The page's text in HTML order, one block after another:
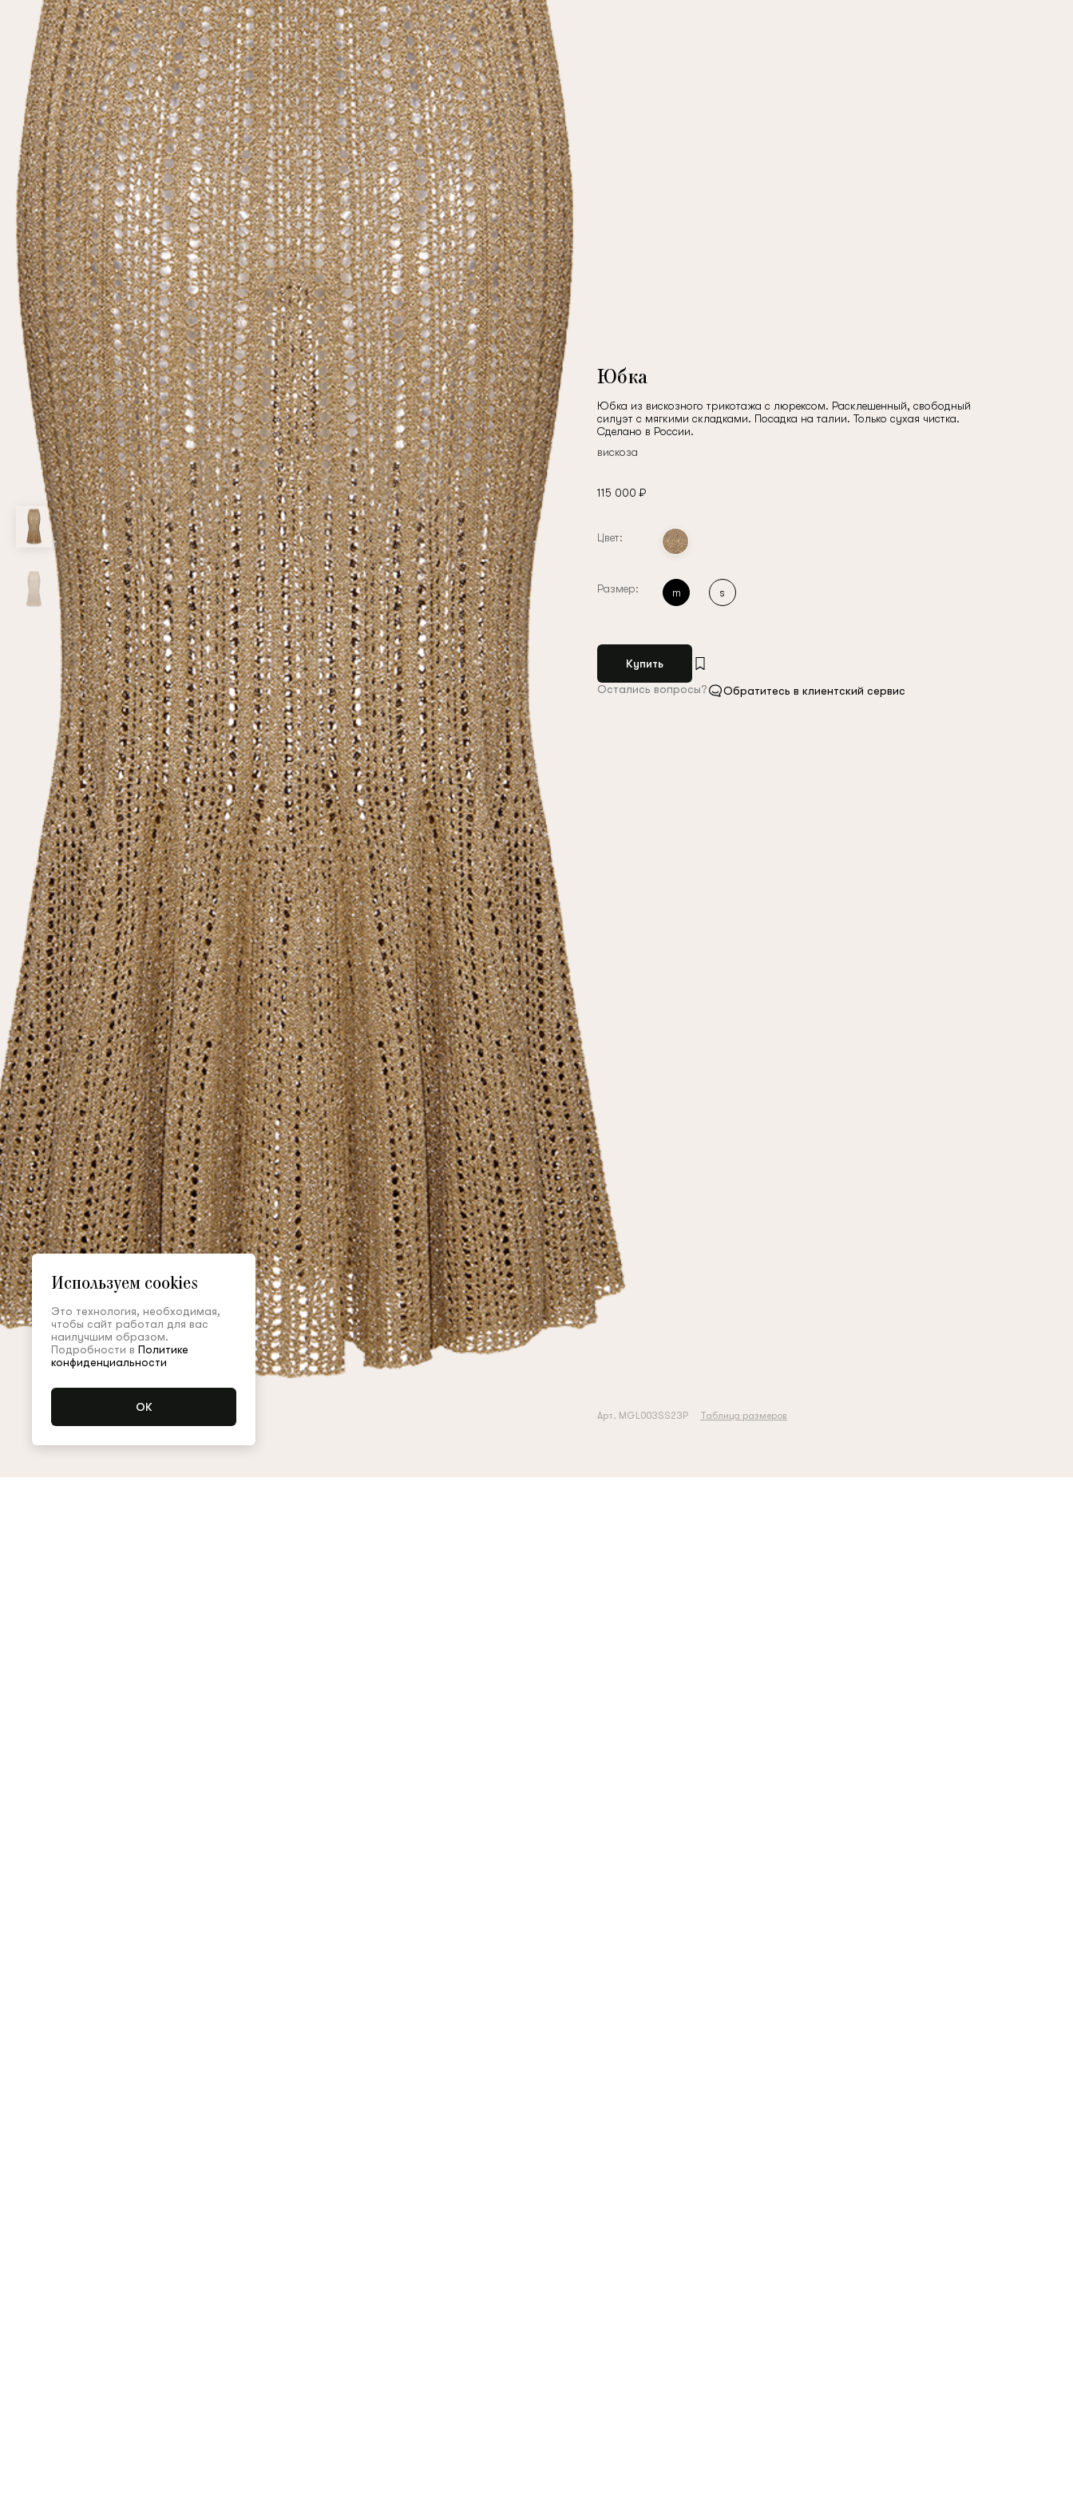
условиямиполитики конфиденциальности
Юбка
Юбка из вискозного трикотажа с люрексом. Расклешенный, свободный
силуэт с мягкими складками. Посадка на талии. Только сухая чистка.
Сделано в России.
вискоза
115 000 ₽
Цвет:
Размер: m s
Купить
Остались вопросы?
Обратитесь в клиентский сервис
Арт. MGL003SS23P Таблица размеров
Используем cookies
Это технология, необходимая,
чтобы сайт работал для вас
наилучшим образом.
Подробности в Политике
конфиденциальности